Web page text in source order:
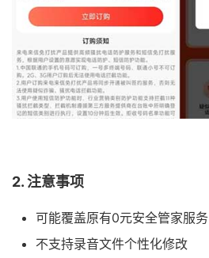
2. 注意事项
可能覆盖原有0元安全管家服务
不支持录音文件个性化修改